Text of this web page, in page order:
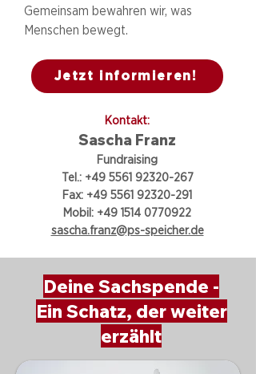
Gemeinsam bewahren wir, was
Menschen bewegt.
Jetzt informieren!
Kontakt:
Sascha Franz
Fundraising
Tel.: +49 5561 92320-267
Fax: +49 5561 92320-291
Mobil: +49 1514 0770922
sascha.franz@ps-speicher.de
Deine Sachspende -
Ein Schatz, der weiter
erzählt